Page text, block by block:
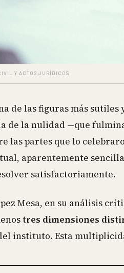
Y ACTOS JURÍDICOS
de las figuras más
de la nulidad —que
las partes que lo
aparentemente
satisfactoriamente.
Mesa, en su análisis
tres dimensiones
instituto. Esta